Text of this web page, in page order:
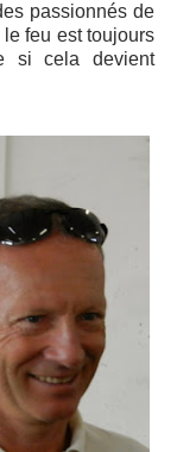
passionnés de
feu est toujours
si cela devient